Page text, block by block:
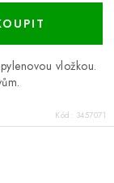
vložkou.
Kód: 3457071